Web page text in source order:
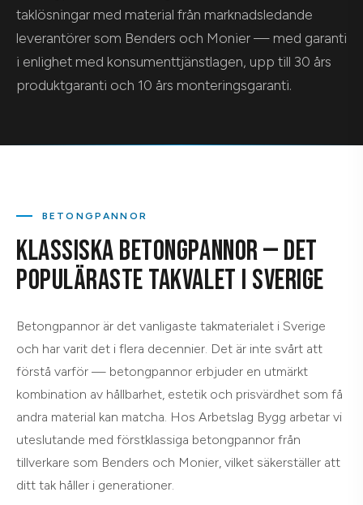
taklösningar med material från marknadsledande
leverantörer som Benders och Monier — med garanti
i enlighet med konsumenttjänstlagen, upp till 30 års
produktgaranti och 10 års monteringsgaranti.
BETONGPANNOR
KLASSISKA BETONGPANNOR — DET
POPULÄRASTE TAKVALET I SVERIGE
Betongpannor är det vanligaste takmaterialet i Sverige
och har varit det i flera decennier. Det är inte svårt att
förstå varför — betongpannor erbjuder en utmärkt
kombination av hållbarhet, estetik och prisvärdhet som få
andra material kan matcha. Hos Arbetslag Bygg arbetar vi
uteslutande med förstklassiga betongpannor från
tillverkare som Benders och Monier, vilket säkerställer att
ditt tak håller i generationer.